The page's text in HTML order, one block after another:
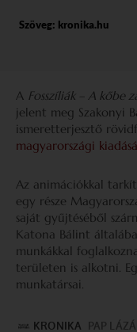
Szöveg: kronika.hu
A Fosszíliák – A kőbe
jelent meg Szakonyi
ismeretterjesztő
magyarországi
Az animációkkal
egy része
saját gyűjtéséből
Katona Bálint
munkákkal
területen is alkotni.
munkatársai.